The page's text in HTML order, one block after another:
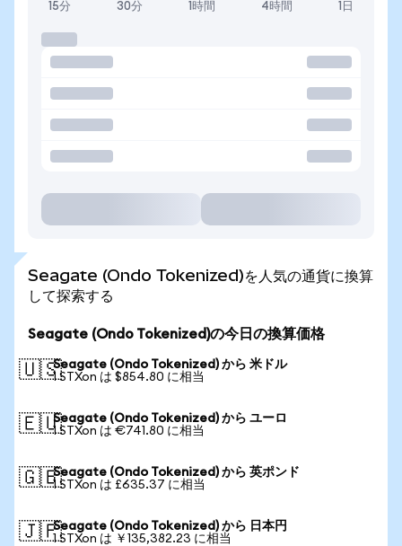
15分 30分 1時間 4時間 1日
Seagate (Ondo Tokenized)を人気の通貨に換算
して探索する
Seagate (Ondo Tokenized)の今日の換算価格
🇺🇸Seagate (Ondo Tokenized) から 米ドル
1 STXon は $854.80 に相当
🇪🇺Seagate (Ondo Tokenized) から ユーロ
1 STXon は €741.80 に相当
🇬🇧Seagate (Ondo Tokenized) から 英ポンド
1 STXon は £635.37 に相当
🇯🇵Seagate (Ondo Tokenized) から 日本円
1 STXon は ￥135,382.23 に相当